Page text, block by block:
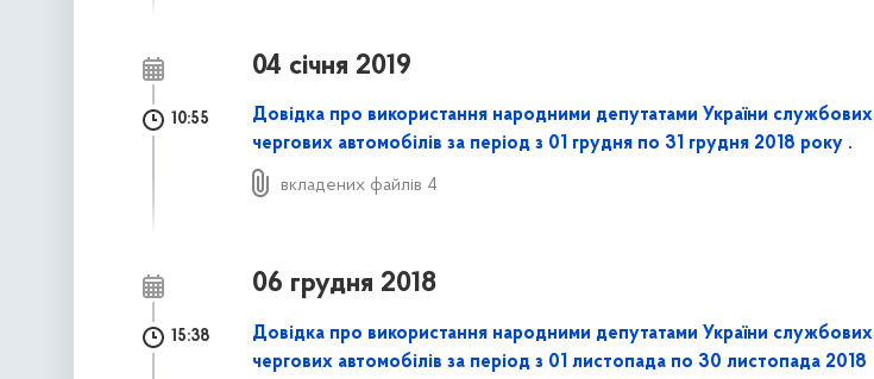
04 січня 2019
10:55
Довідка про використання народними депутатами України службових
чергових автомобілів за період з 01 грудня по 31 грудня 2018 року .
вкладених файлів 4
06 грудня 2018
15:38
Довідка про використання народними депутатами України службових
чергових автомобілів за період з 01 листопада по 30 листопада 2018